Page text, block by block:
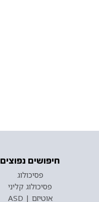
חיפושים נפוצים
פסיכולוג
פסיכולוג קליני
אוטיזם | ASD